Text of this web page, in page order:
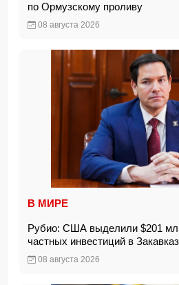
по Ормузскому проливу
08 августа 2026
В МИРЕ
Рубио: США выделили $201
частных инвестиций в
08 августа 2026